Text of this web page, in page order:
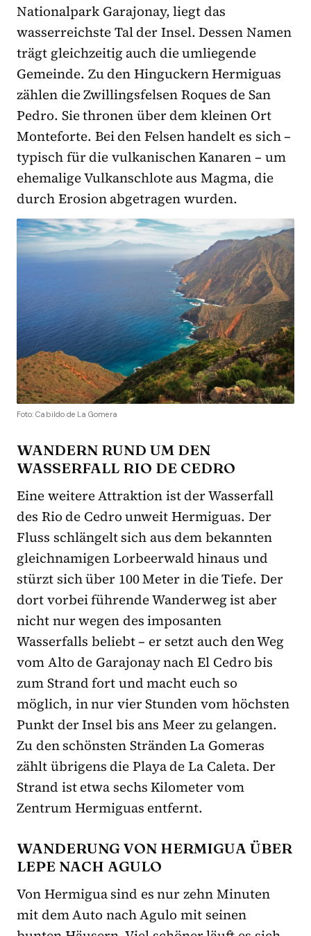
Nationalpark Garajonay, liegt das
wasserreichste Tal der Insel. Dessen Namen
trägt gleichzeitig auch die umliegende
Gemeinde. Zu den Hinguckern Hermiguas
zählen die Zwillingsfelsen Roques de San
Pedro. Sie thronen über dem kleinen Ort
Monteforte. Bei den Felsen handelt es sich –
typisch für die vulkanischen Kanaren – um
ehemalige Vulkanschlote aus Magma, die
durch Erosion abgetragen wurden.
Foto: Cabildo de La Gomera
WANDERN RUND UM DEN
WASSERFALL RIO DE CEDRO
Eine weitere Attraktion ist der Wasserfall
des Rio de Cedro unweit Hermiguas. Der
Fluss schlängelt sich aus dem bekannten
gleichnamigen Lorbeerwald hinaus und
stürzt sich über 100 Meter in die Tiefe. Der
dort vorbei führende Wanderweg ist aber
nicht nur wegen des imposanten
Wasserfalls beliebt – er setzt auch den Weg
vom Alto de Garajonay nach El Cedro bis
zum Strand fort und macht euch so
möglich, in nur vier Stunden vom höchsten
Punkt der Insel bis ans Meer zu gelangen.
Zu den schönsten Stränden La Gomeras
zählt übrigens die Playa de La Caleta. Der
Strand ist etwa sechs Kilometer vom
Zentrum Hermiguas entfernt.
WANDERUNG VON HERMIGUA ÜBER
LEPE NACH AGULO
Von Hermigua sind es nur zehn Minuten
mit dem Auto nach Agulo mit seinen